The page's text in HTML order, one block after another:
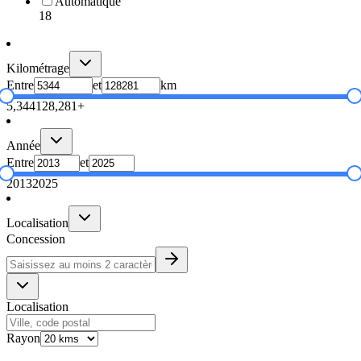
18
Kilométrage
Entre
et
km
5,344128,281+
Année
Entre
et
20132025
Localisation
Concession
Localisation
Rayon